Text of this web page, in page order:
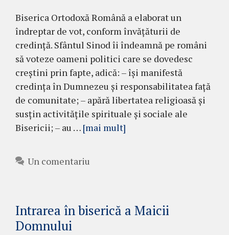
Biserica Ortodoxă Română a elaborat un
îndreptar de vot, conform învățăturii de
credință. Sfântul Sinod îi îndeamnă pe români
să voteze oameni politici care se dovedesc
creștini prin fapte, adică: – își manifestă
credinţa în Dumnezeu şi responsabilitatea faţă
de comunitate; – apără libertatea religioasă şi
susţin activitățile spirituale şi sociale ale
Bisericii; – au … [mai mult]
Un comentariu
Intrarea în biserică a Maicii
Domnului